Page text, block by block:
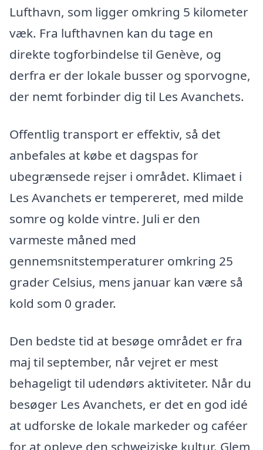
Lufthavn, som ligger omkring 5 kilometer
væk. Fra lufthavnen kan du tage en
direkte togforbindelse til Genève, og
derfra er der lokale busser og sporvogne,
der nemt forbinder dig til Les Avanchets.
Offentlig transport er effektiv, så det
anbefales at købe et dagspas for
ubegrænsede rejser i området. Klimaet i
Les Avanchets er tempereret, med milde
somre og kolde vintre. Juli er den
varmeste måned med
gennemsnitstemperaturer omkring 25
grader Celsius, mens januar kan være så
kold som 0 grader.
Den bedste tid at besøge området er fra
maj til september, når vejret er mest
behageligt til udendørs aktiviteter. Når du
besøger Les Avanchets, er det en god idé
at udforske de lokale markeder og caféer
for at opleve den schweiziske kultur. Glem